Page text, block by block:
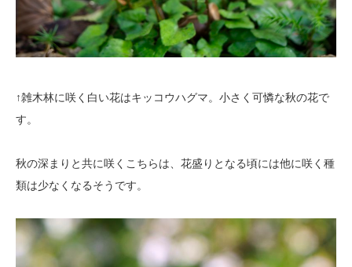
↑雑木林に咲く白い花はキッコウハグマ。小さく可憐な秋の花で
す。
秋の深まりと共に咲くこちらは、花盛りとなる頃には他に咲く種
類は少なくなるそうです。